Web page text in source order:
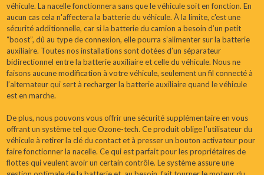
véhicule. La nacelle fonctionnera sans que le véhicule soit en fonction. En
aucun cas cela n'affectera la batterie du véhicule. À la limite, c'est une
sécurité additionnelle, car si la batterie du camion a besoin d’un petit
“boost”, dû au type de connexion, elle pourra s’alimenter sur la batterie
auxiliaire. Toutes nos installations sont dotées d’un séparateur
bidirectionnel entre la batterie auxiliaire et celle du véhicule. Nous ne
faisons aucune modification à votre véhicule, seulement un fil connecté à
l’alternateur qui sert à recharger la batterie auxiliaire quand le véhicule
est en marche.
De plus, nous pouvons vous offrir une sécurité supplémentaire en vous
offrant un système tel que Ozone-tech. Ce produit oblige l’utilisateur du
véhicule à retirer la clé du contact et à presser un bouton activateur pour
faire fonctionner la nacelle. Ce qui est parfait pour les propriétaires de
flottes qui veulent avoir un certain contrôle. Le système assure une